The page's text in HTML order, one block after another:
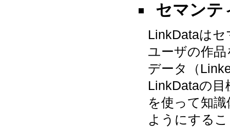
セマンテ
LinkDataは
ユーザの作
データ（
LinkDataの
を使って知
ようにする